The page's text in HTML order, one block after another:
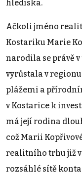
hlediska.
Ačkoli jméno
Kostariku Marie
narodila se právě
vyrůstala v
plážemi a
v Kostarice k
má její rodina
což Marii
realitního trhu již v
rozsáhlé sítě